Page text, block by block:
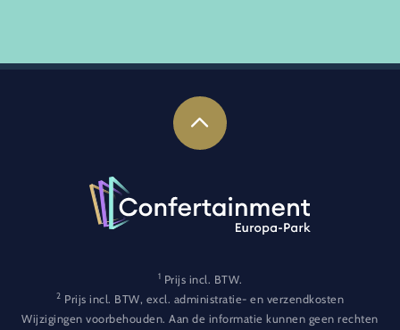
1 Prijs incl. BTW.
2 Prijs incl. BTW, excl. administratie- en verzendkosten
Wijzigingen voorbehouden. Aan de informatie kunnen geen rechten